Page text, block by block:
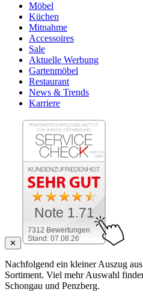
Möbel
Küchen
Mitnahme
Accessoires
Sale
Aktuelle Werbung
Gartenmöbel
Restaurant
News & Trends
Karriere
✕
7312 Bewertungen
Stand: 07.08.26
Note 1.71
Nachfolgend ein kleiner Auszug
Sortiment. Viel mehr Auswahl
Schongau und Penzberg.